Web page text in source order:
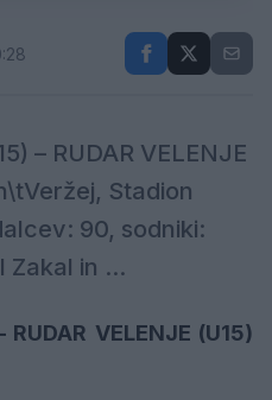
– RUDAR VELENJE
Stadion
90, sodniki:
Zakal in ...
RUDAR VELENJE (U15)